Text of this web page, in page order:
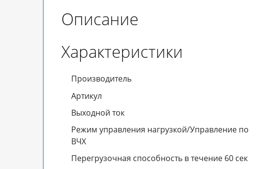
Описание
Характеристики
Производитель
Артикул
Выходной ток
Режим управления нагрузкой/Управление по
ВЧХ
Перегрузочная способность в течение 60 сек